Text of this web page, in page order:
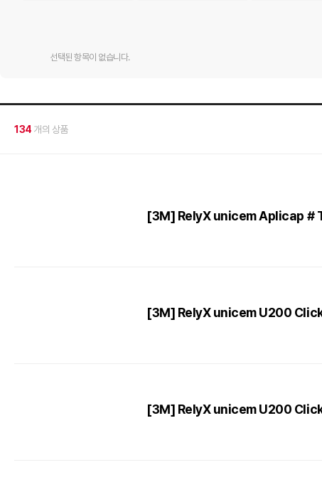
선택된 항목이 없습니다.
134 개의 상품
[3M] RelyX unicem Aplicap #
[3M] RelyX unicem U200
[3M] RelyX unicem U200